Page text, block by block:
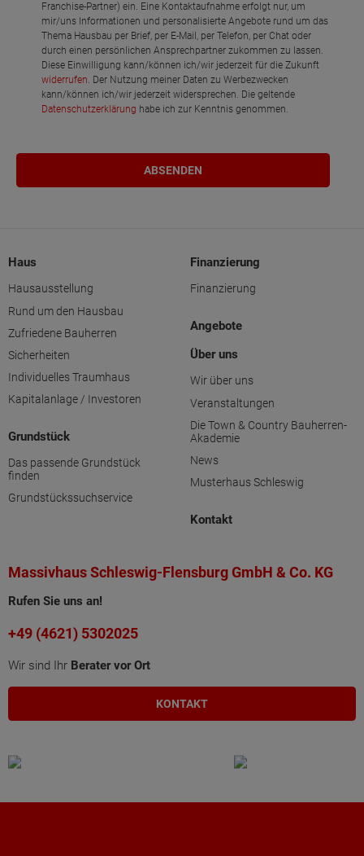
Franchise-Partner) ein. Eine Kontaktaufnahme erfolgt nur, um
mir/uns Informationen und personalisierte Angebote rund um das
Thema Hausbau per Brief, per E-Mail, per Telefon, per Chat oder
durch einen persönlichen Ansprechpartner zukommen zu lassen.
Diese Einwilligung kann/können ich/wir jederzeit für die Zukunft
widerrufen. Der Nutzung meiner Daten zu Werbezwecken
kann/können ich/wir jederzeit widersprechen. Die geltende
Datenschutzerklärung habe ich zur Kenntnis genommen.
Haus
Hausausstellung
Rund um den Hausbau
Zufriedene Bauherren
Sicherheiten
Individuelles Traumhaus
Kapitalanlage / Investoren
Grundstück
Das passende Grundstück
finden
Grundstückssuchservice
Finanzierung
Finanzierung
Angebote
Über uns
Wir über uns
Veranstaltungen
Die Town & Country Bauherren-
Akademie
News
Musterhaus Schleswig
Kontakt
Massivhaus Schleswig-Flensburg GmbH & Co. KG
Rufen Sie uns an!
+49 (4621) 5302025
Wir sind Ihr Berater vor Ort
KONTAKT